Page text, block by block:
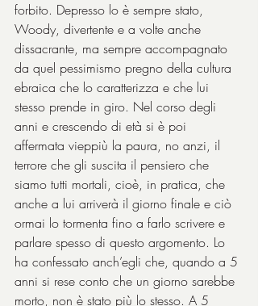
forbito. Depresso lo è sempre stato,
Woody, divertente e a volte anche
dissacrante, ma sempre accompagnato
da quel pessimismo pregno della cultura
ebraica che lo caratterizza e che lui
stesso prende in giro. Nel corso degli
anni e crescendo di età si è poi
affermata vieppiù la paura, no anzi, il
terrore che gli suscita il pensiero che
siamo tutti mortali, cioè, in pratica, che
anche a lui arriverà il giorno finale e ciò
ormai lo tormenta fino a farlo scrivere e
parlare spesso di questo argomento. Lo
ha confessato anch’egli che, quando a 5
anni si rese conto che un giorno sarebbe
morto, non è stato più lo stesso. A 5